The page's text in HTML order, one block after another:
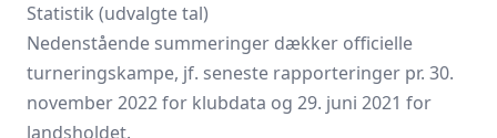
Statistik (udvalgte tal)
Nedenstående summeringer dækker officielle
turneringskampe, jf. seneste rapporteringer pr. 30.
november 2022 for klubdata og 29. juni 2021 for
landsholdet.